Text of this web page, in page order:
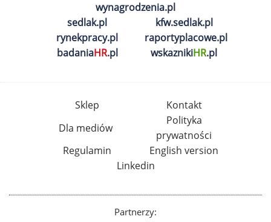
wynagrodzenia.pl
sedlak.pl
kfw.sedlak.pl
rynekpracy.pl
raportyplacowe.pl
badaniaHR.pl wskaznikiHR.pl
Sklep
Kontakt
Dla mediów
Polityka
prywatności
Regulamin
English version
Linkedin
Partnerzy: